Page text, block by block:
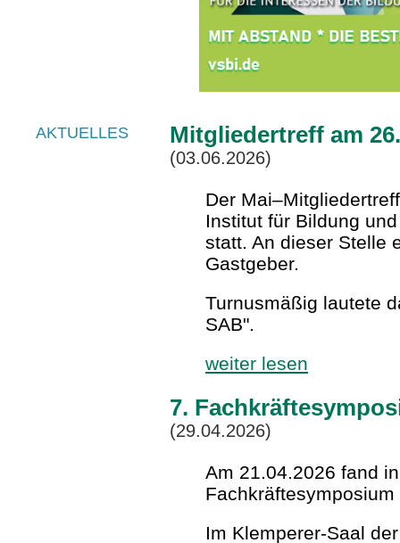
AKTUELLES Mitgliedertreff am
(03.06.2026)
Der
Institut für Bildung
statt. An dieser Stelle
Gastgeber.
Turnusmäßig lautete
SAB".
weiter lesen
7.
(29.04.2026)
Am 21.04.2026 fand
Fachkräftesymposium
Im Klemperer-Saal